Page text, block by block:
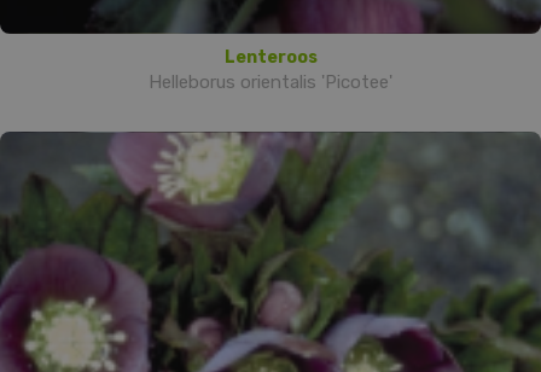
Lenteroos
Helleborus orientalis 'Picotee'